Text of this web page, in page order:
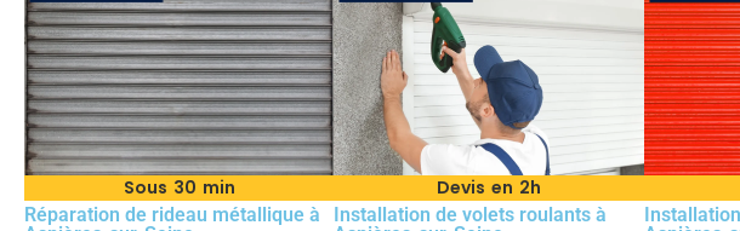
Sous 30 min
Réparation de rideau métallique à
Devis en 2h
Installation de volets roulants à